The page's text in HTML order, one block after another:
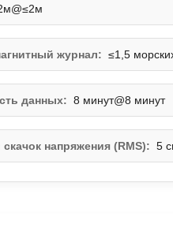
журнал: ≤1,5
данных: 8 минут@8 минут
напряжения (RMS): 5